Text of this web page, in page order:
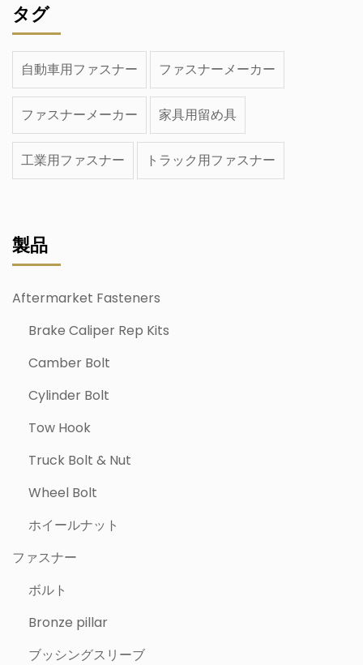
タグ
自動車用ファスナー ファスナーメーカー
ファスナーメーカー 家具用留め具
工業用ファスナー トラック用ファスナー
製品
Aftermarket Fasteners
Brake Caliper Rep Kits
Camber Bolt
Cylinder Bolt
Tow Hook
Truck Bolt & Nut
Wheel Bolt
ホイールナット
ファスナー
ボルト
Bronze pillar
ブッシングスリーブ